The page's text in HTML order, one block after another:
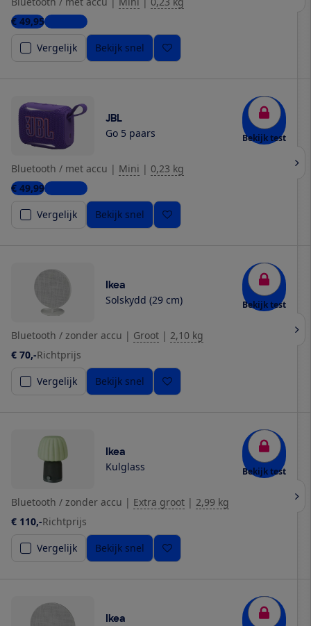
€ 49,954 winkels
Vergelijk
Bekijk snel
JBL
Go 5 paars Bekijk test
Bluetooth / met accu | Mini | 0,23 kg
€ 49,992 winkels
Vergelijk
Bekijk snel
Ikea
Solskydd (29 cm) Bekijk test
Bluetooth / zonder accu | Groot | 2,10 kg
€ 70,-Richtprijs
Vergelijk
Bekijk snel
Ikea
Kulglass Bekijk test
Bluetooth / zonder accu | Extra groot | 2,99 kg
€ 110,-Richtprijs
Vergelijk
Bekijk snel
Ikea